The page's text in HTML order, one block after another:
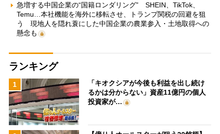
急増する中国企業の“国籍ロンダリング” SHEIN、TikTok、
Temu…本社機能を海外に移転させ、トランプ関税の回避を狙
う 現地人を隠れ蓑にした中国企業の農業参入・土地取得への
懸念も
ランキング
1
「キオクシアが今後も利益を出し続け
るかは分からない」資産11億円の個人
投資家が…